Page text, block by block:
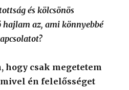
és kölcsönös
az, ami könnyebbé
hogy csak megetetem
én felelősséget